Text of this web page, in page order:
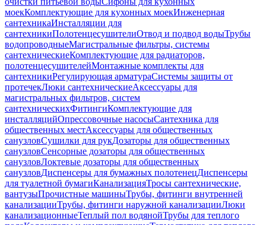
моекКомплектующие для кухонных моекИнженерная
сантехникаИнсталляции для
сантехникиПолотенцесушителиОтвод и подвод водыТрубы
водопроводныеМагистральные фильтры, системы
сантехническиеКомплектующие для радиаторов,
полотенцесушителейМонтажные комплекты для
сантехникиРегулирующая арматураСистемы защиты от
протечекЛюки сантехническиеАксессуары для
магистральных фильтров, систем
сантехническихФитингиКомплектующие для
инсталляцийОпрессовочные насосыСантехника для
общественных местАксессуары для общественных
санузловСушилки для рукДозаторы для общественных
санузловСенсорные дозаторы для общественных
санузловЛоктевые дозаторы для общественных
санузловДиспенсеры для бумажных полотенецДиспенсеры
для туалетной бумагиКанализацияТросы сантехнические,
вантузыПрочистные машиныТрубы, фитинги внутренней
канализацииТрубы, фитинги наружной канализацииЛюки
канализационныеТеплый пол водянойТрубы для теплого